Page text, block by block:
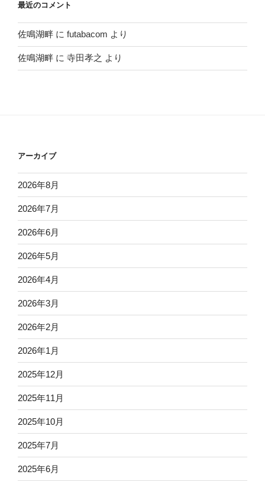
最近のコメント
佐鳴湖畔 に futabacom より
佐鳴湖畔 に 寺田孝之 より
アーカイブ
2026年8月
2026年7月
2026年6月
2026年5月
2026年4月
2026年3月
2026年2月
2026年1月
2025年12月
2025年11月
2025年10月
2025年7月
2025年6月